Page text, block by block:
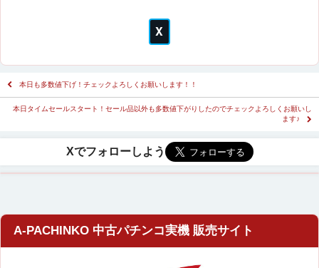
本日も多数値下げ！チェックよろしくお願いします！！
本日タイムセールスタート！セール品以外も多数値下がりしたのでチェックよろしくお願いし
ます♪
A-PACHINKO 中古パチンコ実機 販売サイト